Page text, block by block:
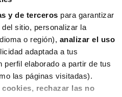
y de terceros para garantizar
sitio, personalizar la
o región), analizar el uso
adaptada a tus
perfil elaborado a partir de tus
las páginas visitadas).
rechazar las no